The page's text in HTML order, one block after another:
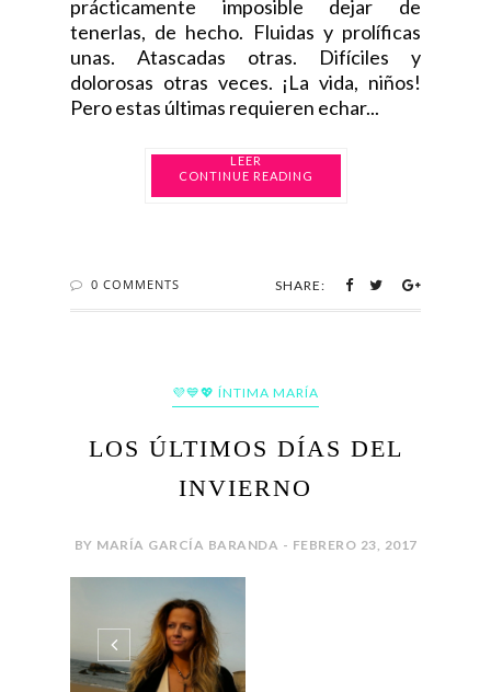
prácticamente imposible dejar de
tenerlas, de hecho. Fluidas y prolíficas
unas. Atascadas otras. Difíciles y
dolorosas otras veces. ¡La vida, niños!
Pero estas últimas requieren echar...
CONTINUE READING
0 COMMENTS SHARE:
💜💙💖 ÍNTIMA MARÍA
LOS ÚLTIMOS DÍAS DEL
INVIERNO
BY MARÍA GARCÍA BARANDA - FEBRERO 23, 2017